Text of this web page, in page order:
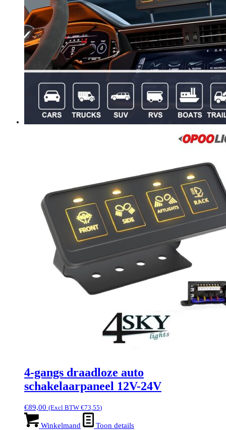
4-gangs draadloze auto
schakelaarpaneel 12V-24V
€89,00 (Excl BTW €73,55)
Winkelmand Toon details